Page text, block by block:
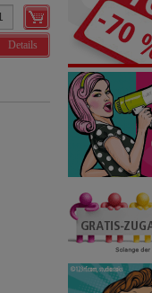
Details